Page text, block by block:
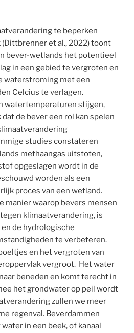
te beperken
et al., 2022) toont
bever-wetlands het potentieel
in een gebied te vergroten en
waterstroming met een
Celcius te verlagen.
watertemperaturen stijgen,
de bever een rol kan spelen
studies constateren
methaangas uitstoten,
opgeslagen wordt in de
worden als een
proces van een wetland.
manier waarop bevers mensen
klimaatverandering, is
de hydrologische
te verbeteren.
en het vergroten van
vergroot. Het water
beneden en komt terecht in
het grondwater op peil wordt
zullen we meer
regenval. Beverdammen
in een beek, of kanaal